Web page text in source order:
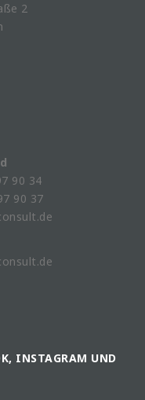
2
90 34
90 37
INSTAGRAM UND